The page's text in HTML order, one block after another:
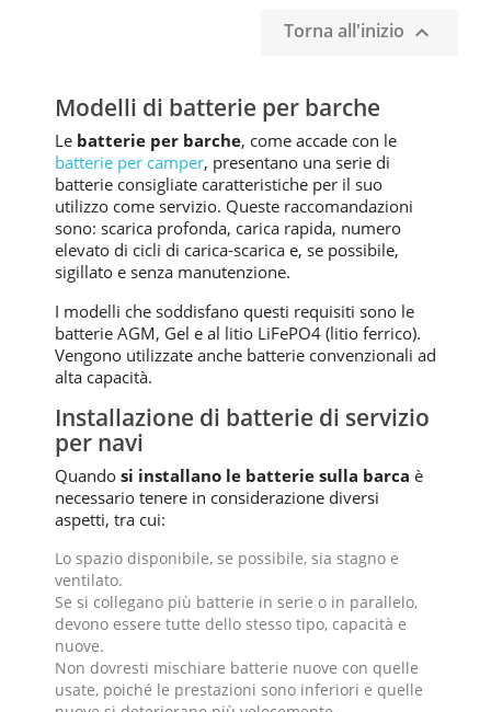
Torna all'inizio 
Modelli di batterie per barche
Le batterie per barche, come accade con le
batterie per camper, presentano una serie di
batterie consigliate caratteristiche per il suo
utilizzo come servizio. Queste raccomandazioni
sono: scarica profonda, carica rapida, numero
elevato di cicli di carica-scarica e, se possibile,
sigillato e senza manutenzione.
I modelli che soddisfano questi requisiti sono le
batterie AGM, Gel e al litio LiFePO4 (litio ferrico).
Vengono utilizzate anche batterie convenzionali ad
alta capacità.
Installazione di batterie di servizio
per navi
Quando si installano le batterie sulla barca è
necessario tenere in considerazione diversi
aspetti, tra cui:
Lo spazio disponibile, se possibile, sia stagno e
ventilato.
Se si collegano più batterie in serie o in parallelo,
devono essere tutte dello stesso tipo, capacità e
nuove.
Non dovresti mischiare batterie nuove con quelle
usate, poiché le prestazioni sono inferiori e quelle